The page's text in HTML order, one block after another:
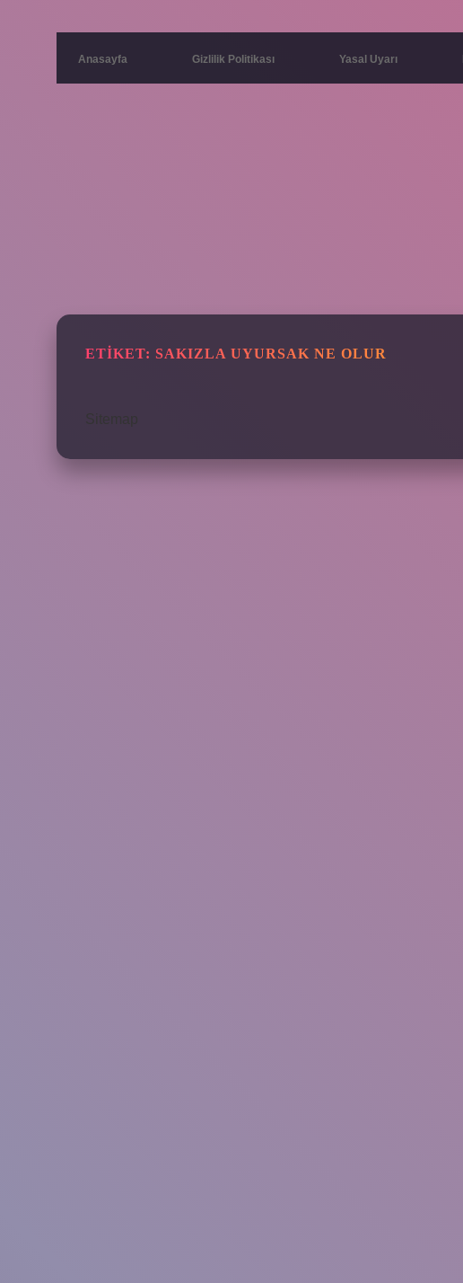
Anasayfa Gizlilik Politikası Yasal Uyarı
ETIKET: SAKIZLA UYURSAK NE OLUR